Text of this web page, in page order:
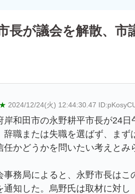
長が議会を解散、
★ 2024/12/24(火) 12:44:30.47
和田市の永野耕平市長が24日
辞職または失職を選ばず、ま
任かどうかを問いたい考えと
務局によると、永野市長はこ
通知した。烏野氏は取材に対